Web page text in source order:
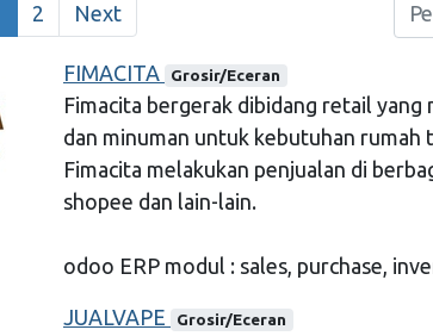
2 Next
FIMACITA Grosir/Eceran
Fimacita bergerak dibidang retail yang
dan minuman untuk kebutuhan rumah
Fimacita melakukan penjualan di
shopee dan lain-lain.
odoo ERP modul : sales, purchase,
JUALVAPE Grosir/Eceran